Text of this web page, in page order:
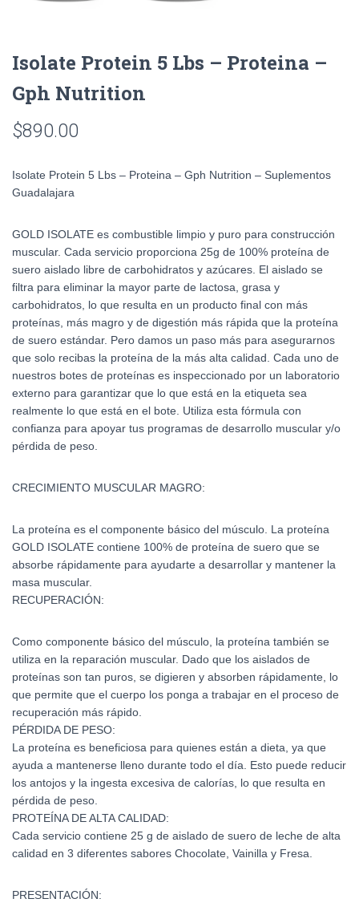
Isolate Protein 5 Lbs – Proteina –
Gph Nutrition
$890.00
Isolate Protein 5 Lbs – Proteina – Gph Nutrition – Suplementos
Guadalajara
GOLD ISOLATE es combustible limpio y puro para construcción
muscular. Cada servicio proporciona 25g de 100% proteína de
suero aislado libre de carbohidratos y azúcares. El aislado se
filtra para eliminar la mayor parte de lactosa, grasa y
carbohidratos, lo que resulta en un producto final con más
proteínas, más magro y de digestión más rápida que la proteína
de suero estándar. Pero damos un paso más para asegurarnos
que solo recibas la proteína de la más alta calidad. Cada uno de
nuestros botes de proteínas es inspeccionado por un laboratorio
externo para garantizar que lo que está en la etiqueta sea
realmente lo que está en el bote. Utiliza esta fórmula con
confianza para apoyar tus programas de desarrollo muscular y/o
pérdida de peso.
CRECIMIENTO MUSCULAR MAGRO:
La proteína es el componente básico del músculo. La proteína
GOLD ISOLATE contiene 100% de proteína de suero que se
absorbe rápidamente para ayudarte a desarrollar y mantener la
masa muscular.
RECUPERACIÓN:
Como componente básico del músculo, la proteína también se
utiliza en la reparación muscular. Dado que los aislados de
proteínas son tan puros, se digieren y absorben rápidamente, lo
que permite que el cuerpo los ponga a trabajar en el proceso de
recuperación más rápido.
PÉRDIDA DE PESO:
La proteína es beneficiosa para quienes están a dieta, ya que
ayuda a mantenerse lleno durante todo el día. Esto puede reducir
los antojos y la ingesta excesiva de calorías, lo que resulta en
pérdida de peso.
PROTEÍNA DE ALTA CALIDAD:
Cada servicio contiene 25 g de aislado de suero de leche de alta
calidad en 3 diferentes sabores Chocolate, Vainilla y Fresa.
PRESENTACIÓN: